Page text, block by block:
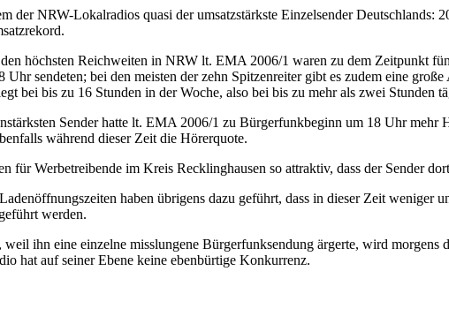
der NRW-Lokalradios quasi der umsatzstärkste Einzelsender
höchsten Reichweiten in NRW lt. EMA 2006/1 waren zu dem Zeitpunkt
Uhr sendeten; bei den meisten der zehn Spitzenreiter gibt es zudem eine
bei bis zu 16 Stunden in der Woche, also bei bis zu mehr als zwei Stunden
Sender hatte lt. EMA 2006/1 zu Bürgerfunkbeginn um 18 Uhr
während dieser Zeit die Hörerquote.
für Werbetreibende im Kreis Recklinghausen so attraktiv, dass der Sender
haben übrigens dazu geführt, dass in dieser Zeit
werden.
weil ihn eine einzelne misslungene Bürgerfunksendung ärgerte, wird
hat auf seiner Ebene keine ebenbürtige Konkurrenz.